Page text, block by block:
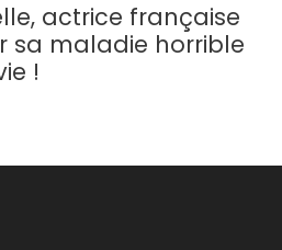
actrice française
sa maladie horrible
!